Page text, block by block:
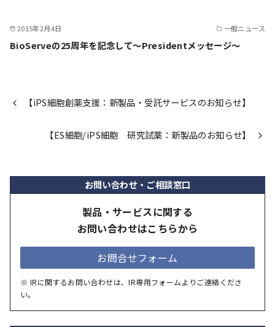
2015年2月4日 一般ニュース
BioServeの25周年を記念して～Presidentメッセージ～
【iPS細胞創薬支援：新製品・受託サービスのお知らせ】
【ES細胞/iPS細胞 研究試薬：新製品のお知らせ】
お問い合わせ・ご相談窓口
製品・サービスに関する
お問い合わせはこちらから
お問合せフォーム
※ IRに関するお問い合わせは、IR専用フォームよりご連絡くださ
い。